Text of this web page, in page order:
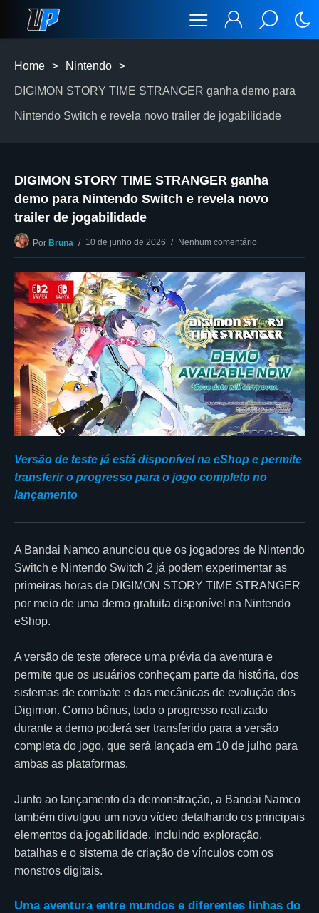
Home > Nintendo >
DIGIMON STORY TIME STRANGER ganha demo para
Nintendo Switch e revela novo trailer de jogabilidade
DIGIMON STORY TIME STRANGER ganha
demo para Nintendo Switch e revela novo
trailer de jogabilidade
Por Bruna 10 de junho de 2026 Nenhum comentário
Versão de teste já está disponível na eShop e permite
transferir o progresso para o jogo completo no
lançamento
A Bandai Namco anunciou que os jogadores de Nintendo
Switch e Nintendo Switch 2 já podem experimentar as
primeiras horas de DIGIMON STORY TIME STRANGER
por meio de uma demo gratuita disponível na Nintendo
eShop.
A versão de teste oferece uma prévia da aventura e
permite que os usuários conheçam parte da história, dos
sistemas de combate e das mecânicas de evolução dos
Digimon. Como bônus, todo o progresso realizado
durante a demo poderá ser transferido para a versão
completa do jogo, que será lançada em 10 de julho para
ambas as plataformas.
Junto ao lançamento da demonstração, a Bandai Namco
também divulgou um novo vídeo detalhando os principais
elementos da jogabilidade, incluindo exploração,
batalhas e o sistema de criação de vínculos com os
monstros digitais.
Uma aventura entre mundos e diferentes linhas do